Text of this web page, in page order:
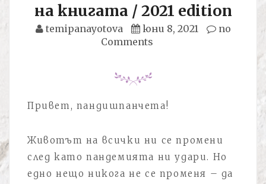
на книгата / 2021 edition
temipanayotova юни 8, 2021
no
Comments
Привет, пандишпанчета!
Животът на всички ни се промени
след като пандемията ни удари. Но
едно нещо никога не се променя – да